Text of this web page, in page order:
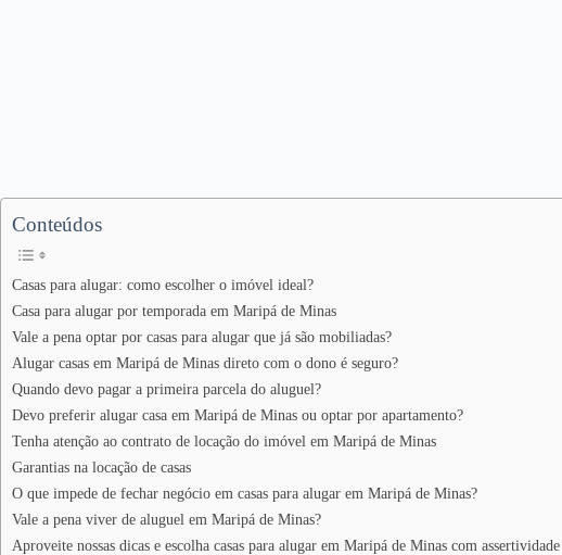
Conteúdos
Casas para alugar: como escolher o imóvel ideal?
Casa para alugar por temporada em Maripá de Minas
Vale a pena optar por casas para alugar que já são mobiliadas?
Alugar casas em Maripá de Minas direto com o dono é seguro?
Quando devo pagar a primeira parcela do aluguel?
Devo preferir alugar casa em Maripá de Minas ou optar por apartamento?
Tenha atenção ao contrato de locação do imóvel em Maripá de Minas
Garantias na locação de casas
O que impede de fechar negócio em casas para alugar em Maripá de Minas?
Vale a pena viver de aluguel em Maripá de Minas?
Aproveite nossas dicas e escolha casas para alugar em Maripá de Minas com assertividade